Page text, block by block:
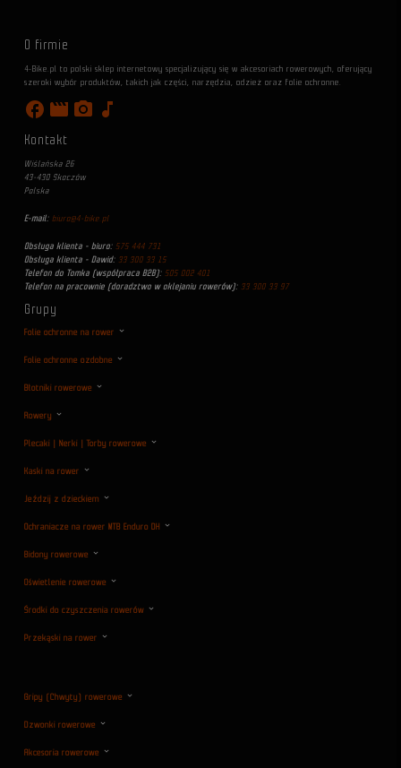
O firmie
4-Bike.pl to polski sklep internetowy specjalizujący się w akcesoriach rowerowych, oferujący
szeroki wybór produktów, takich jak części, narzędzia, odzież oraz folie ochronne.
facebook movie photo_camera music_note
Kontakt
Wiślańska 26
43-430 Skoczów
Polska
E-mail: biuro@4-bike.pl
Obsługa klienta - biuro: 575 444 731
Obsługa klienta - Dawid: 33 300 33 15
Telefon do Tomka (współpraca B2B): 505 002 401
Telefon na pracownie (doradztwo w oklejaniu rowerów): 33 300 33 97
Grupy
Folie ochronne na rower
Folie ochronne ozdobne
Błotniki rowerowe
Rowery
Plecaki | Nerki | Torby rowerowe
Kaski na rower
Jeździj z dzieckiem
Ochraniacze na rower MTB Enduro DH
Bidony rowerowe
Oświetlenie rowerowe
Środki do czyszczenia rowerów
Przekąski na rower
Gripy (Chwyty) rowerowe
Dzwonki rowerowe
Akcesoria rowerowe